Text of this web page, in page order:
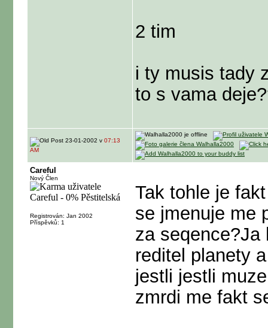
2 tim
i ty musis tady
to s vama
23-01-2002 v 07:13
AM
Careful
Nový Člen
Registrován: Jan 2002
Příspěvků: 1
Tak tohle je
se jmenuje me
za seqence?Ja
reditel planety
jestli jestli
zmrdi me fakt